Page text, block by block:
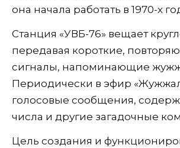
она начала работать в 1970-х
Станция «УВБ-76» вещает
передавая короткие,
сигналы, напоминающие
Периодически в эфир
голосовые сообщения,
числа и другие загадочные
Цель создания и